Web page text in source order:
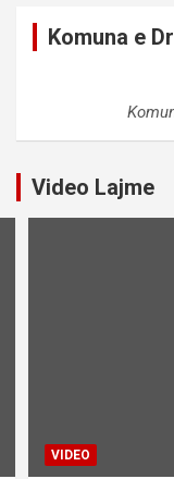
Komuna e
Video Lajme
VIDEO